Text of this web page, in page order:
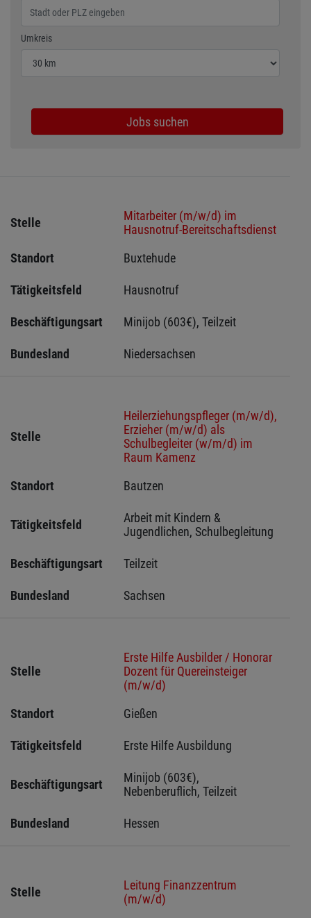
Umkreis
Wählen Sie den Umkreis für die Jobsuche
Jobs suchen
Stelle
Mitarbeiter (m/w/d) im
Hausnotruf-Bereitschaftsdienst
Standort
Buxtehude
Tätigkeitsfeld Hausnotruf
Beschäftigungsart Minijob (603€), Teilzeit
Bundesland Niedersachsen
Stelle
Heilerziehungspfleger (m/w/d),
Erzieher (m/w/d) als
Schulbegleiter (w/m/d) im
Raum Kamenz
Standort
Bautzen
Tätigkeitsfeld
Arbeit mit Kindern &
Jugendlichen, Schulbegleitung
Beschäftigungsart Teilzeit
Bundesland Sachsen
Stelle
Erste Hilfe Ausbilder / Honorar
Dozent für Quereinsteiger
(m/w/d)
Standort
Gießen
Tätigkeitsfeld Erste Hilfe Ausbildung
Beschäftigungsart
Minijob (603€),
Nebenberuflich, Teilzeit
Bundesland Hessen
Stelle
Leitung Finanzzentrum
(m/w/d)